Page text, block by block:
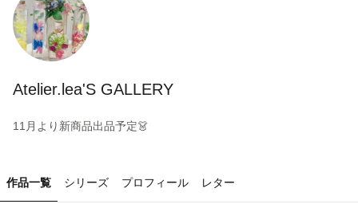
Atelier.lea'S GALLERY
11月より新商品出品予定👗
作品一覧 シリーズ プロフィール レター